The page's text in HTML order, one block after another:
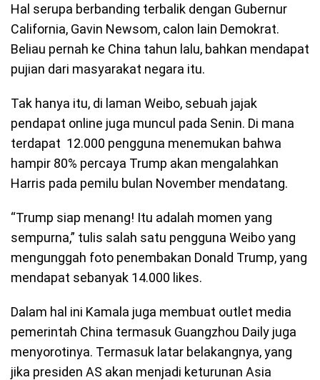
Hal serupa berbanding terbalik dengan Gubernur
California, Gavin Newsom, calon lain Demokrat.
Beliau pernah ke China tahun lalu, bahkan mendapat
pujian dari masyarakat negara itu.
Tak hanya itu, di laman Weibo, sebuah jajak
pendapat online juga muncul pada Senin. Di mana
terdapat 12.000 pengguna menemukan bahwa
hampir 80% percaya Trump akan mengalahkan
Harris pada pemilu bulan November mendatang.
“Trump siap menang! Itu adalah momen yang
sempurna,” tulis salah satu pengguna Weibo yang
mengunggah foto penembakan Donald Trump, yang
mendapat sebanyak 14.000 likes.
Dalam hal ini Kamala juga membuat outlet media
pemerintah China termasuk Guangzhou Daily juga
menyorotinya. Termasuk latar belakangnya, yang
jika presiden AS akan menjadi keturunan Asia